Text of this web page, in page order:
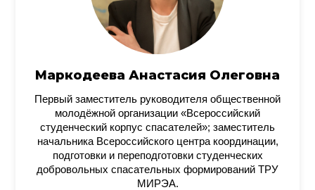
Маркодеева Анастасия Олеговна
Первый заместитель руководителя общественной
молодёжной организации «Всероссийский
студенческий корпус спасателей»; заместитель
начальника Всероссийского центра координации,
подготовки и переподготовки студенческих
добровольных спасательных формирований ТРУ
МИРЭА.